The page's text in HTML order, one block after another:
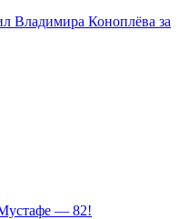
Владимира Коноплёва за
Мустафе — 82!